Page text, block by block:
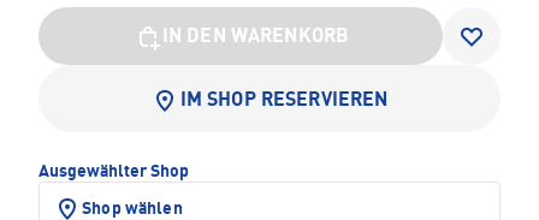
IN DEN WARENKORB
IM SHOP RESERVIEREN
Ausgewählter Shop
Shop wählen